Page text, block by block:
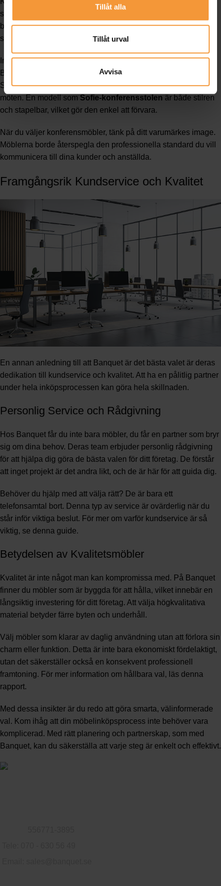
Tillåt alla
Tillåt urval
Avvisa
ska främja produktivitet och samtidigt ge ett gott intryck på
besökare och anställda. En väl vald konferensstol kan göra
skillnad.
Investera ikonferensbordsom är både robusta och eleganta.
Bord som kan anpassas efter olika mötesstorlekar är ett plus.
Självklart behöver stolarna också vara bekväma nog för långa
möten. En modell som Sofie-konferensstolen är både stilren
och stapelbar, vilket gör den enkel att förvara.
När du väljer konferensmöbler, tänk på ditt varumärkes image.
Möblerna borde återspegla den professionella standard du vill
kommunicera till dina kunder och anställda.
Framgångsrik Kundservice och Kvalitet
En annan anledning till att Banquet är det bästa valet är deras
dedikation till kundservice och kvalitet. Att ha en pålitlig partner
under hela inköpsprocessen kan göra hela skillnaden.
Personlig Service och Rådgivning
Hos Banquet får du inte bara möbler, du får en partner som bryr
sig om dina behov. Deras team erbjuder personlig rådgivning
för att hjälpa dig göra de bästa valen för ditt företag. De förstår
att inget projekt är det andra likt, och de är här för att guida dig.
Behöver du hjälp med att välja rätt? De är bara ett
telefonsamtal bort. Denna typ av service är ovärderlig när du
står inför viktiga beslut. För mer om varför kundservice är så
viktig, se denna guide.
Betydelsen av Kvalitetsmöbler
Kvalitet är inte något man kan kompromissa med. På Banquet
finner du möbler som är byggda för att hålla, vilket innebär en
långsiktig investering för ditt företag. Att välja högkvalitativa
material betyder färre byten och underhåll.
Välj möbler som klarar av daglig användning utan att förlora sin
charm eller funktion. Detta är inte bara ekonomiskt fördelaktigt,
utan det säkerställer också en konsekvent professionell
framtoning. För mer information om hållbara val, läs denna
rapport.
Med dessa insikter är du redo att göra smarta, välinformerade
val. Kom ihåg att din möbelinköpsprocess inte behöver vara
komplicerad. Med rätt planering och partnerskap, som med
Banquet, kan du säkerställa att varje steg är enkelt och effektivt.